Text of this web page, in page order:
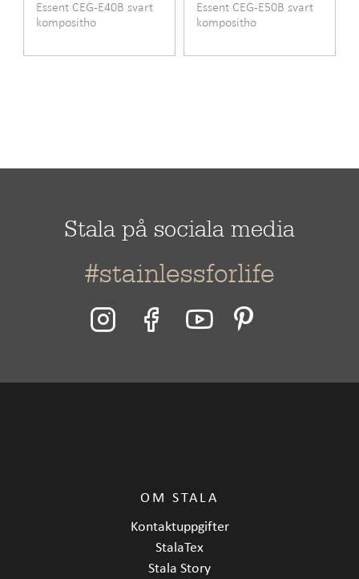
Essent CEG-E40B svart
kompositho
Essent CEG-E50B svart
kompositho
Stala på sociala media
#stainlessforlife
OM STALA
Kontaktuppgifter
StalaTex
Stala Story